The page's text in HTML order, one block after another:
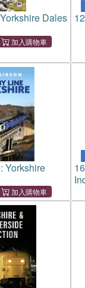
Dales
Yorkshire